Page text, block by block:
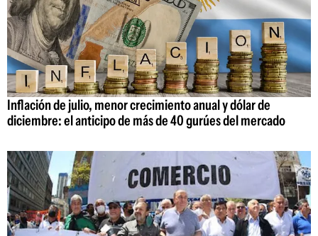
Inflación de julio, menor crecimiento anual y dólar de
diciembre: el anticipo de más de 40 gurúes del mercado